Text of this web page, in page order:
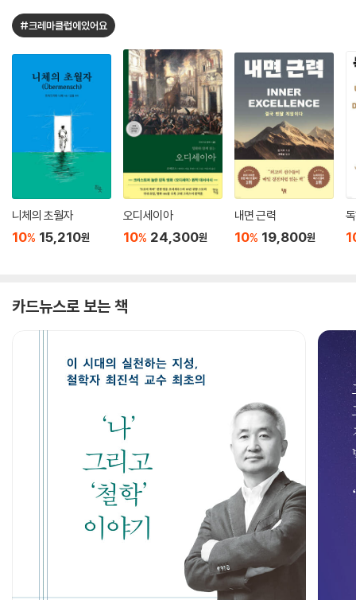
#크레마클럽에있어요
니체의 초월자
10% 15,210원
오디세이아
10% 24,300원
내면 근력
10% 19,800원
카드뉴스로 보는 책